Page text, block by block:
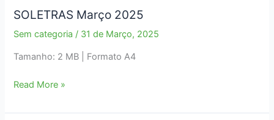
SOLETRAS Março 2025
Sem categoria / 31 de Março, 2025
Tamanho: 2 MB | Formato A4
SOLETRAS
2025
Read More »